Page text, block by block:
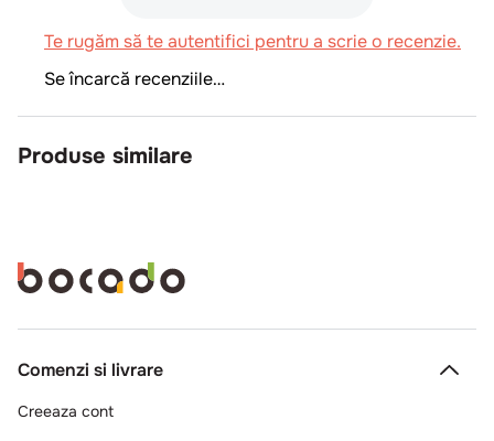
Te rugăm să te autentifici pentru a scrie o recenzie.
Se încarcă recenziile…
Produse similare
Comenzi si livrare
Creeaza cont